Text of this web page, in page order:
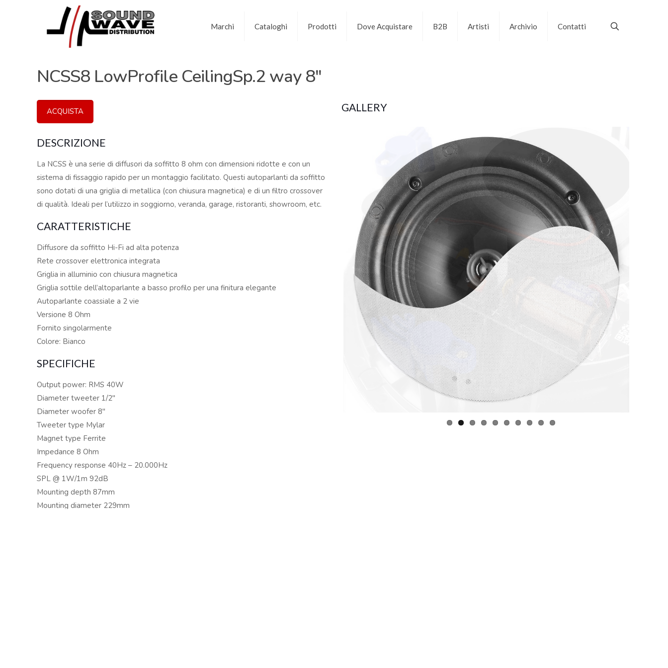
Marchi Cataloghi Prodotti Dove Acquistare B2B Artisti Archivio Contatti
NCSS8 LowProfile CeilingSp.2 way 8″
ACQUISTA
DESCRIZIONE
La NCSS è una serie di diffusori da soffitto 8 ohm con dimensioni ridotte e con un
sistema di fissaggio rapido per un montaggio facilitato. Questi autoparlanti da soffitto
sono dotati di una griglia di metallica (con chiusura magnetica) e di un filtro crossover
di qualità. Ideali per l’utilizzo in soggiorno, veranda, garage, ristoranti, showroom, etc.
CARATTERISTICHE
Diffusore da soffitto Hi-Fi ad alta potenza
Rete crossover elettronica integrata
Griglia in alluminio con chiusura magnetica
Griglia sottile dell’altoparlante a basso profilo per una finitura elegante
Autoparlante coassiale a 2 vie
Versione 8 Ohm
Fornito singolarmente
Colore: Bianco
SPECIFICHE
Output power: RMS 40W
Diameter tweeter 1/2″
Diameter woofer 8″
Tweeter type Mylar
Magnet type Ferrite
Impedance 8 Ohm
Frequency response 40Hz – 20.000Hz
SPL @ 1W/1m 92dB
Mounting depth 87mm
Mounting diameter 229mm
GALLERY
Copyright © 2024 Soundwave Distribution Srl - P.I. 04167210261 |
proprietari. Nomi e caratteristiche sono citati solamente al fine descrittivo e possono variare senza obbligo di preavviso, quindi riferirsi sempre ai siti web dei rispettivi
costruttori.